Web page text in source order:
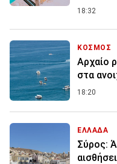
18:32
ΚΟΣΜΟΣ
Αρχαίο
στα
18:20
ΕΛΛΑΔΑ
Σύρος: